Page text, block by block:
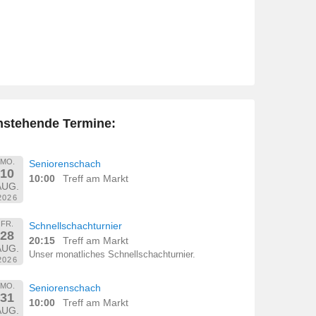
Termine:
MO.
10
Seniorenschach
10:00
Treff am Markt
FR.
28
Schnellschachturnier
20:15
Treff am Markt
Unser monatliches Schnellschachturnier.
MO.
31
Seniorenschach
10:00
Treff am Markt